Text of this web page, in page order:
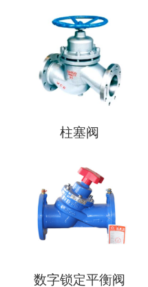
柱塞阀
数字锁定平衡阀